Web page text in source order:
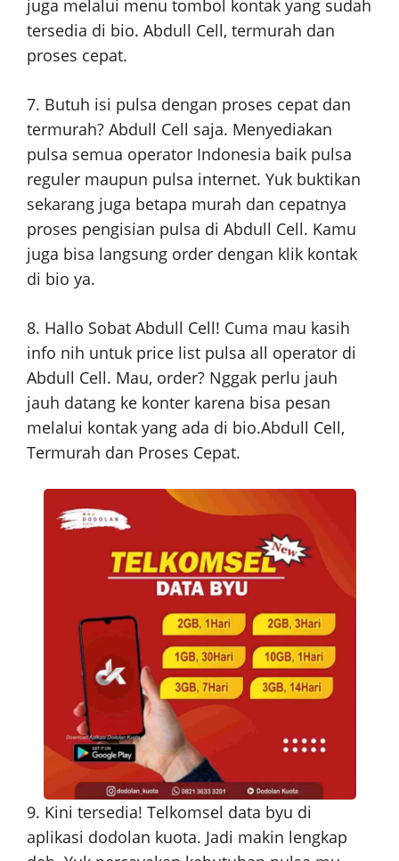
juga melalui menu tombol kontak yang sudah
tersedia di bio. Abdull Cell, termurah dan
proses cepat.
7. Butuh isi pulsa dengan proses cepat dan
termurah? Abdull Cell saja. Menyediakan
pulsa semua operator Indonesia baik pulsa
reguler maupun pulsa internet. Yuk buktikan
sekarang juga betapa murah dan cepatnya
proses pengisian pulsa di Abdull Cell. Kamu
juga bisa langsung order dengan klik kontak
di bio ya.
8. Hallo Sobat Abdull Cell! Cuma mau kasih
info nih untuk price list pulsa all operator di
Abdull Cell. Mau, order? Nggak perlu jauh
jauh datang ke konter karena bisa pesan
melalui kontak yang ada di bio.Abdull Cell,
Termurah dan Proses Cepat.
9. Kini tersedia! Telkomsel data byu di
aplikasi dodolan kuota. Jadi makin lengkap